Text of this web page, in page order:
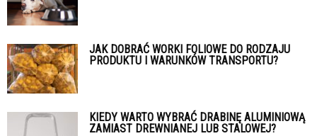
JAK DOBRAĆ WORKI FOLIOWE DO RODZAJU
PRODUKTU I WARUNKÓW TRANSPORTU?
KIEDY WARTO WYBRAĆ DRABINĘ ALUMINIOWĄ
ZAMIAST DREWNIANEJ LUB STALOWEJ?